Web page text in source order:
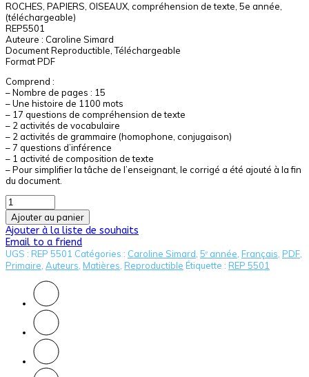
ROCHES, PAPIERS, OISEAUX, compréhension de texte, 5e année,
(téléchargeable)
REP5501
Auteure : Caroline Simard
Document Reproductible, Téléchargeable
Format PDF
Comprend :
– Nombre de pages : 15
– Une histoire de 1100 mots
– 17 questions de compréhension de texte
– 2 activités de vocabulaire
– 2 activités de grammaire (homophone, conjugaison)
– 7 questions d’inférence
– 1 activité de composition de texte
– Pour simplifier la tâche de l’enseignant, le corrigé a été ajouté à la fin
du document.
Ajouter au panier
Ajouter à la liste de souhaits
Email to a friend
UGS : REP 5501 Catégories : Caroline Simard 5ᵉ année Français PDF
Primaire Auteurs Matières Reproductible Étiquette : REP 5501